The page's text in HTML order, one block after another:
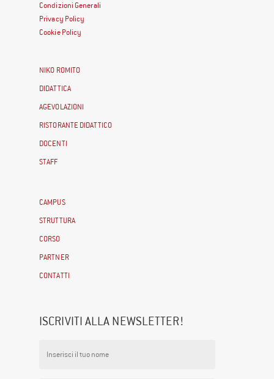
Condizioni Generali
Privacy Policy
Cookie Policy
NIKO ROMITO
DIDATTICA
AGEVOLAZIONI
RISTORANTE DIDATTICO
DOCENTI
STAFF
CAMPUS
STRUTTURA
CORSO
PARTNER
CONTATTI
ISCRIVITI ALLA NEWSLETTER!